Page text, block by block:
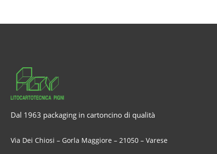
Dal 1963 packaging in cartoncino di qualità
Via Dei Chiosi – Gorla Maggiore – 21050 – Varese